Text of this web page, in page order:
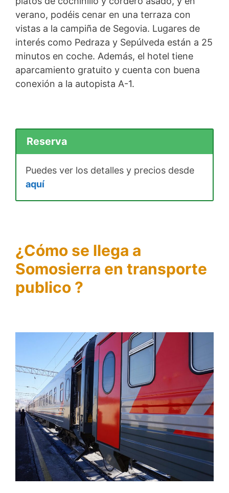
verano, podéis cenar en una terraza con
vistas a la campiña de Segovia. Lugares de
interés como Pedraza y Sepúlveda están a 25
minutos en coche. Además, el hotel tiene
aparcamiento gratuito y cuenta con buena
conexión a la autopista A-1.
Reserva
Puedes ver los detalles y precios desde
aquí
¿Cómo se llega a
Somosierra en transporte
publico ?